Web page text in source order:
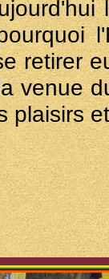
retirer
venue
plaisirs